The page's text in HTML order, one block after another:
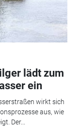
lädt zum
ein
wirkt sich
aus, wie
Der...